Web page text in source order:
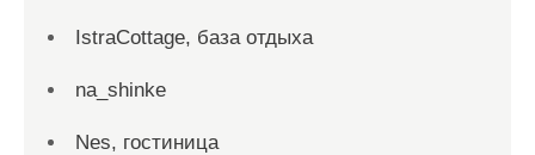
IstraCottage, база отдыха
na_shinke
Nes, гостиница